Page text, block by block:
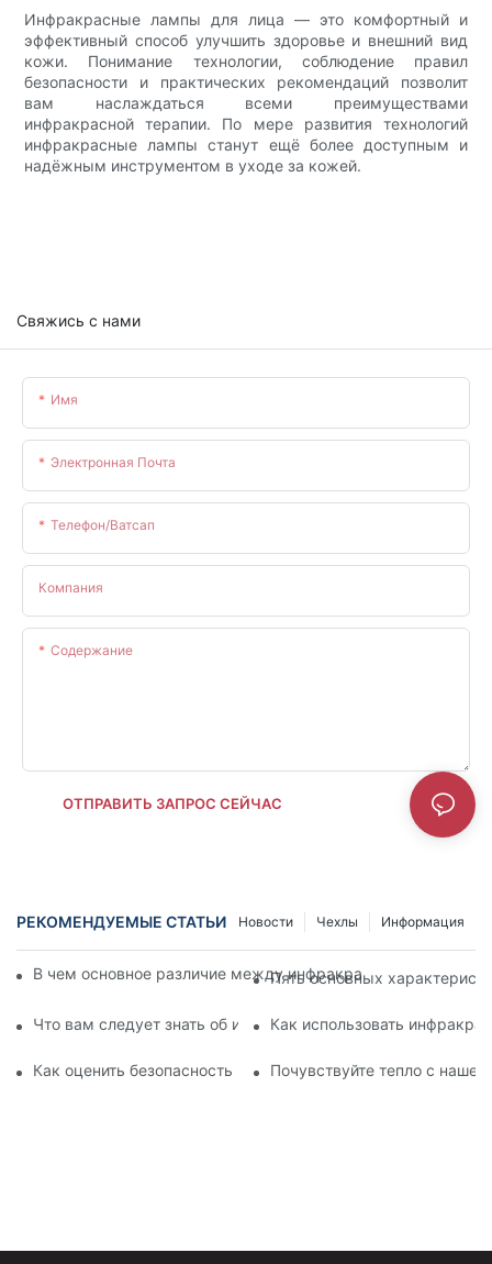
Инфракрасные лампы для лица — это комфортный и
эффективный способ улучшить здоровье и внешний вид
кожи. Понимание технологии, соблюдение правил
безопасности и практических рекомендаций позволит
вам наслаждаться всеми преимуществами
инфракрасной терапии. По мере развития технологий
инфракрасные лампы станут ещё более доступным и
надёжным инструментом в уходе за кожей.
Свяжись с нами
Имя
Электронная Почта
Телефон/ватсап
Компания
Содержание
ОТПРАВИТЬ ЗАПРОС СЕЙЧАС
РЕКОМЕНДУЕМЫЕ СТАТЬИ Информация
Чехлы
Новости
В чем основное различие между инфракрасными и
Пять основных
Что вам следует знать об инфракрасных лампах для лица
Как использовать
Как оценить безопасность и качество инфракрасных ламп
Почувствуйте тепло с